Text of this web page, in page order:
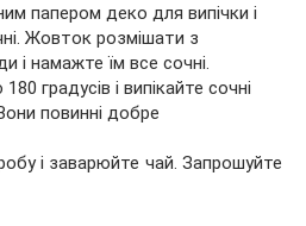
папером деко для випічки і
Жовток розмішати з
і намажте їм все сочні.
градусів і випікайте сочні
повинні добре
і заварюйте чай. Запрошуйте